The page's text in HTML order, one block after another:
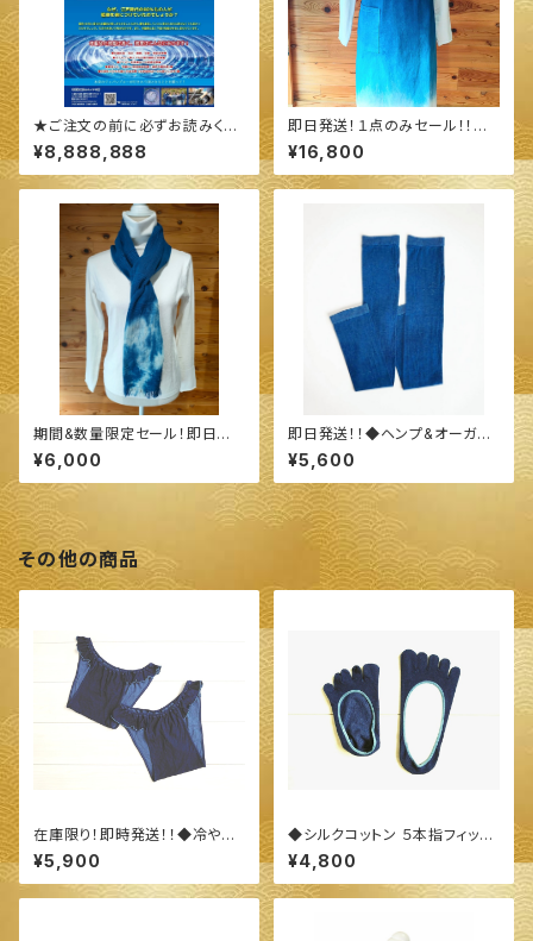
★ご注文の前に必ずお読みくだ
さい★
¥8,888,888
即日発送！１点のみセール！！◆
続·続·エプロン ◆ ～100%オー
ガニックすくも使用 醗酵建て伊
勢藍染～
¥16,800
期間&数量限定セール！即日発
送！！◆今治産 タオル地 ストー
ル◆ ～100%オーガニックすく
も使用 醗酵建て伊勢藍染～
¥6,000
即日発送！！◆ヘンプ&オーガニ
ックコットン 指穴ありロングア
ームカバー◆ ～100%オーガニ
ックすくも使用 醗酵建て伊勢藍
染～
¥5,600
その他の商品
在庫限り！即時発送！！◆冷やさ
ない！締め付けない！！ふんどしよ
りも楽々！シルク＆ウール羽衣シ
ョーツ◆ ～100%オーガニック
¥5,900
◆シルクコットン ５本指フィット
カバー◆ ～100%オーガニック
すくも使用 醗酵建て伊勢藍染～
¥4,800